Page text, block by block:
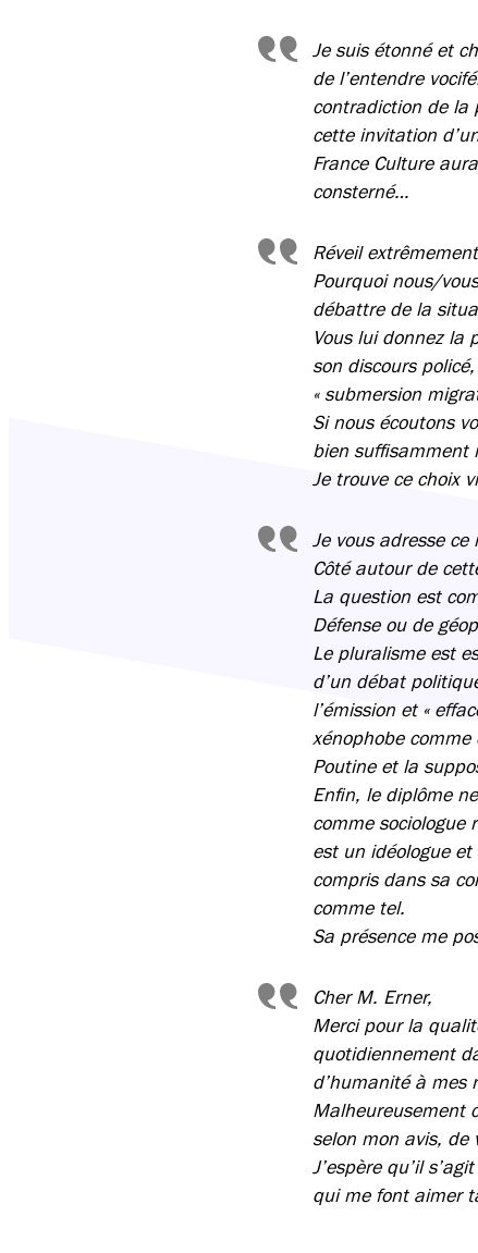
Je suis étonné et
de l’entendre
contradiction de la
cette invitation
France Culture
consterné…
Réveil
Pourquoi nous/
débattre de la
Vous lui donnez la
son discours
« submersion
Si nous écoutons
bien suffisamment
Je trouve ce choix
Je vous adresse
Côté autour de
La question est
Défense ou de
Le pluralisme est
d’un débat
l’émission et «
xénophobe comme
Poutine et la
Enfin, le diplôme
comme sociologue
est un idéologue et
compris dans sa
comme tel.
Sa présence me
Cher M. Erner,
Merci pour la
quotidiennement
d’humanité à mes
Malheureusement
selon mon avis, de
J’espère qu’il
qui me font aimer